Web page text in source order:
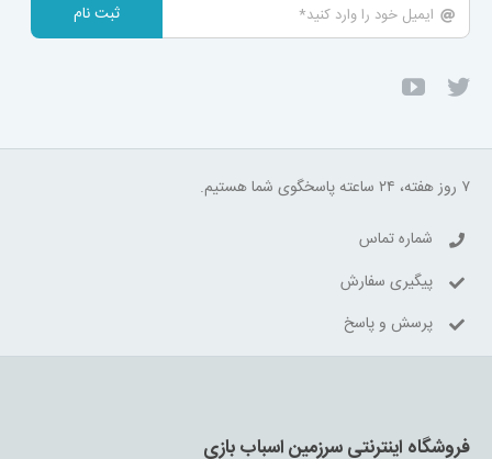
ثبت نام
۷ روز هفته، ۲۴ ساعته پاسخگوی شما هستیم.
شماره تماس
پیگیری سفارش
پرسش و پاسخ
فروشگاه اینترنتی سرزمین اسباب بازی